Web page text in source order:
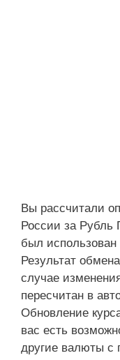
Вы рассчитали
России за Рубль
был использован
Результат
случае
пересчитан в
Обновление
вас есть
другие валюты